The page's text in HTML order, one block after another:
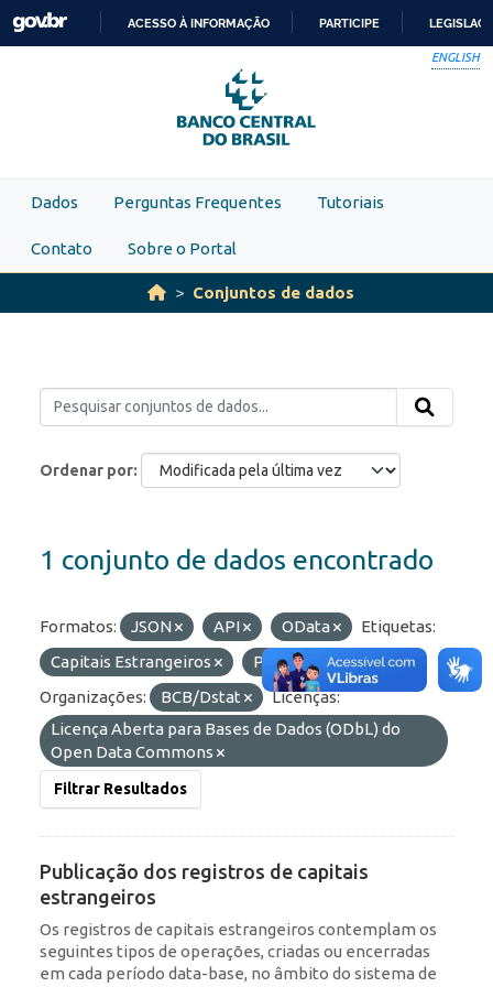
Skip to main content
PARA
O
CONTEÚDO
ACESSO À INFORMAÇÃO PARTICIPE
ENGLISH
Dados Perguntas Frequentes Tutoriais
Contato Sobre o Portal
Conjuntos de dados
Ordenar por
1 conjunto de dados encontrado
Formatos: JSON API OData
Etiquetas:
Capitais Estrangeiros
Portfólio
Organizações:
BCB/Dstat
Licenças:
Licença Aberta para Bases de Dados (ODbL) do
Open Data Commons
Filtrar Resultados
Publicação dos registros de capitais
estrangeiros
Os registros de capitais estrangeiros contemplam os
seguintes tipos de operações, criadas ou encerradas
em cada período data-base, no âmbito do sistema de